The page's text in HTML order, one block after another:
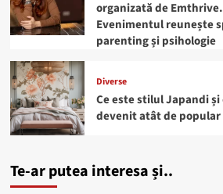
organizată de Emthrive.
Evenimentul reunește
parenting și psihologie
Diverse
Ce este stilul Japandi și
devenit atât de popular
Te-ar putea interesa și..